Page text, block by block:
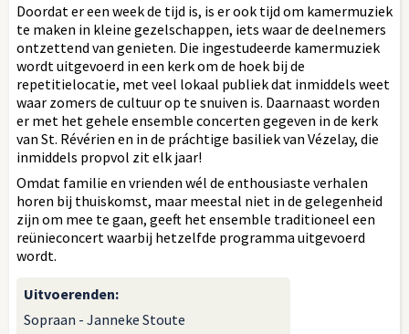
Doordat er een week de tijd is, is er ook tijd om kamermuziek
te maken in kleine gezelschappen, iets waar de deelnemers
ontzettend van genieten. Die ingestudeerde kamermuziek
wordt uitgevoerd in een kerk om de hoek bij de
repetitielocatie, met veel lokaal publiek dat inmiddels weet
waar zomers de cultuur op te snuiven is. Daarnaast worden
er met het gehele ensemble concerten gegeven in de kerk
van St. Révérien en in de práchtige basiliek van Vézelay, die
inmiddels propvol zit elk jaar!
Omdat familie en vrienden wél de enthousiaste verhalen
horen bij thuiskomst, maar meestal niet in de gelegenheid
zijn om mee te gaan, geeft het ensemble traditioneel een
reünieconcert waarbij hetzelfde programma uitgevoerd
wordt.
Uitvoerenden:
Sopraan - Janneke Stoute